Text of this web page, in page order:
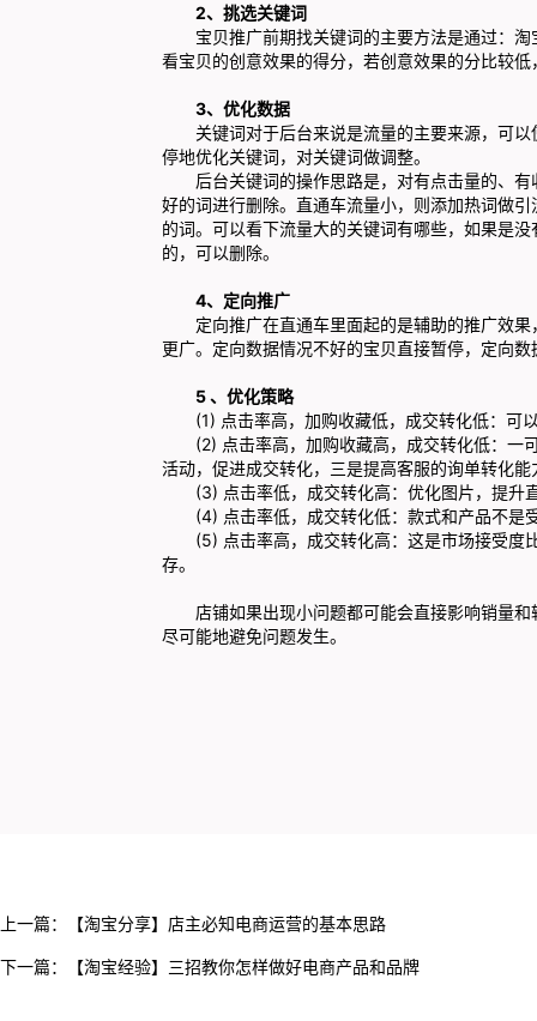
2、挑选关键词
宝贝推广前期找关键词的主要方法是通过：淘
看宝贝的创意效果的得分，若创意效果的分比较
3、优化数据
关键词对于后台来说是流量的主要来源，可以
停地优化关键词，对关键词做调整。
后台关键词的操作思路是，对有点击量的、有
好的词进行删除。直通车流量小，则添加热词做
的词。可以看下流量大的关键词有哪些，如果是
的，可以删除。
4、定向推广
定向推广在直通车里面起的是辅助的推广效果
更广。定向数据情况不好的宝贝直接暂停，定向
5 、优化策略
(1) 点击率高，加购收藏低，成交转化低：可
(2) 点击率高，加购收藏高，成交转化低：一
活动，促进成交转化，三是提高客服的询单转化
(3) 点击率低，成交转化高：优化图片，提升
(4) 点击率低，成交转化低：款式和产品不是
(5) 点击率高，成交转化高：这是市场接受度
存。
店铺如果出现小问题都可能会直接影响销量和
尽可能地避免问题发生。
上一篇： 【淘宝分享】店主必知电商运营的基本思路
下一篇： 【淘宝经验】三招教你怎样做好电商产品和品牌